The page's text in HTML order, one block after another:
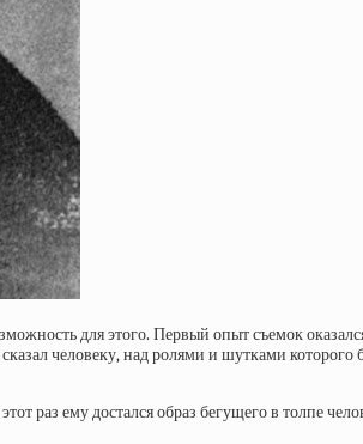
для этого. Первый опыт съемок
человеку, над ролями и шутками которого
ему достался образ бегущего в толпе